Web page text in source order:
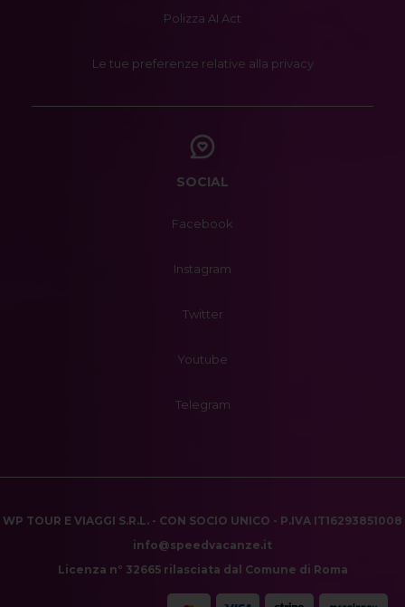
Polizza AI Act
Le tue preferenze relative alla privacy
SOCIAL
Facebook
Instagram
Twitter
Youtube
Telegram
WP TOUR E VIAGGI S.R.L. - CON SOCIO UNICO - P.IVA IT16293851008
info@speedvacanze.it
Licenza n° 32665 rilasciata dal Comune di Roma